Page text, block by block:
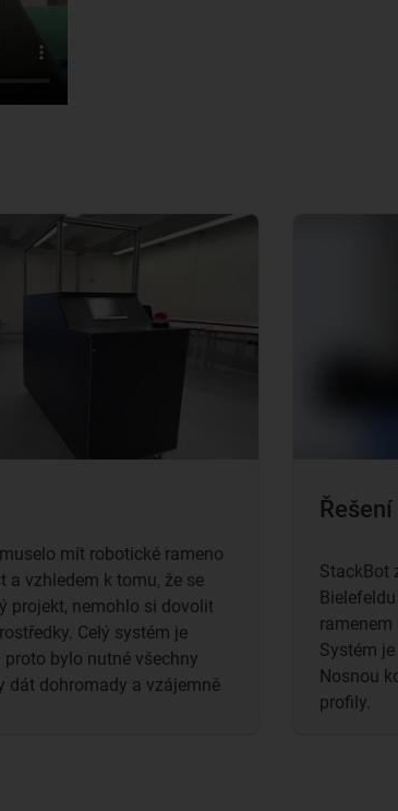
mít robotické rameno
a vzhledem k tomu, že se
projekt, nemohlo si dovolit
Celý systém je
bylo nutné všechny
dát dohromady a vzájemně
Řešení
StackBot
ramenem
Systém
Nosnou
profily.